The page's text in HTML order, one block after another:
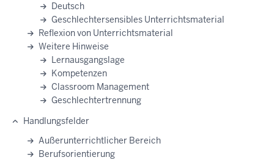
Deutsch
Geschlechtersensibles Unterrichtsmaterial
Reflexion von Unterrichtsmaterial
Weitere Hinweise
Lernausgangslage
Kompetenzen
Classroom Management
Geschlechtertrennung
Handlungsfelder
Außerunterrichtlicher Bereich
Berufsorientierung